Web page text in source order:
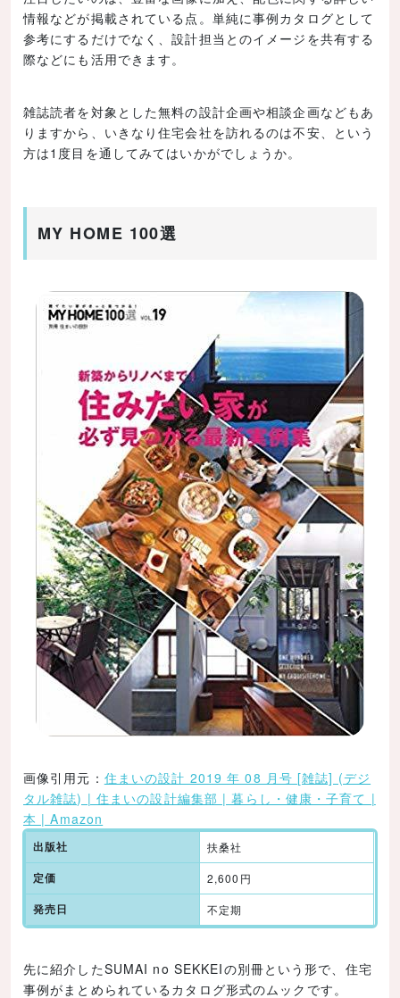
情報などが掲載されている点。単純に事例カタログとして
参考にするだけでなく、設計担当とのイメージを共有する
際などにも活用できます。
雑誌読者を対象とした無料の設計企画や相談企画などもあ
りますから、いきなり住宅会社を訪れるのは不安、という
方は1度目を通してみてはいかがでしょうか。
MY HOME 100選
画像引用元： 住まいの設計 2019 年 08 月号 [雑誌] (デジ
タル雑誌) | 住まいの設計編集部 | 暮らし・健康・子育て |
本 | Amazon
出版社 扶桑社
定価 2,600円
発売日 不定期
先に紹介したSUMAI no SEKKEIの別冊という形で、住宅
事例がまとめられているカタログ形式のムックです。